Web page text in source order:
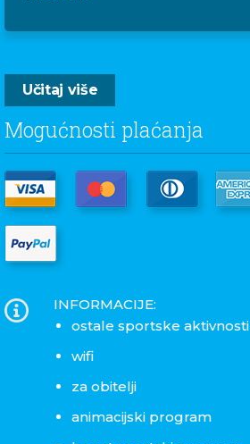
Učitaj više
Mogućnosti plaćanja
INFORMACIJE:
ostale sportske aktivnosti
wifi
za obitelji
animacijski program